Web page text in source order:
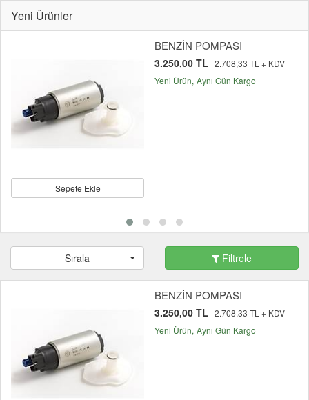
Yeni Ürünler
Sepete Ekle
BENZİN POMPASI
3.250,00 TL 2.708,33 TL + KDV
Yeni Ürün Aynı Gün Kargo
Sırala Filtrele
BENZİN POMPASI
3.250,00 TL 2.708,33 TL + KDV
Yeni Ürün Aynı Gün Kargo